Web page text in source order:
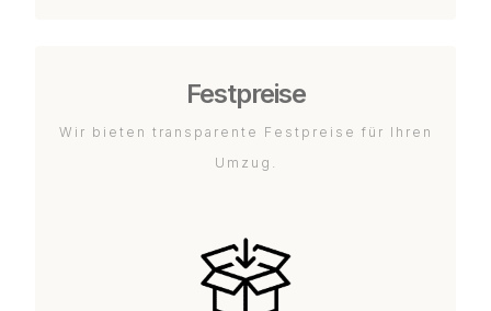
Festpreise
Wir bieten transparente Festpreise für Ihren
Umzug.